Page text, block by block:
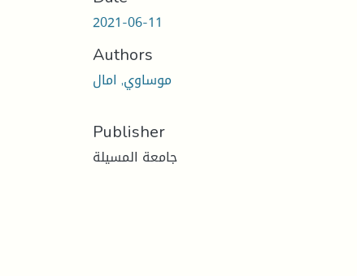
2021-06-11
Authors
موساوي, امال
Publisher
جامعة المسيلة